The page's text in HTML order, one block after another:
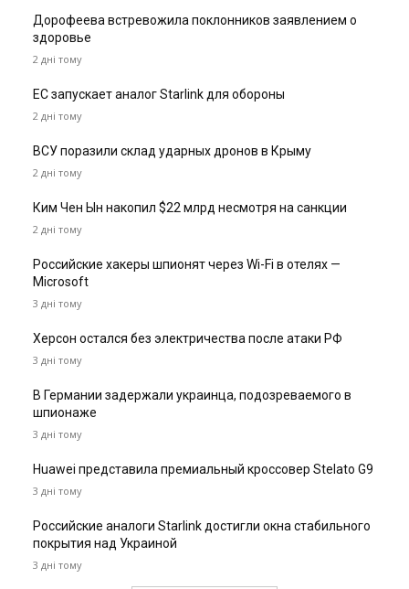
Дорофеева встревожила поклонников заявлением о
здоровье
2 дні тому
ЕС запускает аналог Starlink для обороны
2 дні тому
ВСУ поразили склад ударных дронов в Крыму
2 дні тому
Ким Чен Ын накопил $22 млрд несмотря на санкции
2 дні тому
Российские хакеры шпионят через Wi-Fi в отелях —
Microsoft
3 дні тому
Херсон остался без электричества после атаки РФ
3 дні тому
В Германии задержали украинца, подозреваемого в
шпионаже
3 дні тому
Huawei представила премиальный кроссовер Stelato G9
3 дні тому
Российские аналоги Starlink достигли окна стабильного
покрытия над Украиной
3 дні тому